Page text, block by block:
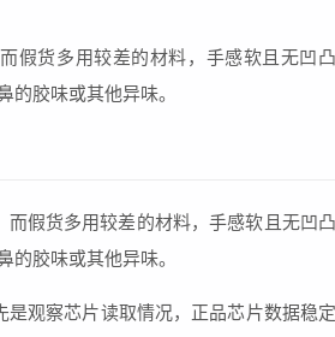
假货多用较差的材料，手感软且无凹凸
胶味或其他异味。
假货多用较差的材料，手感软且无凹凸
胶味或其他异味。
观察芯片读取情况，正品芯片数据稳定